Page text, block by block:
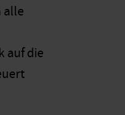
alle
auf die